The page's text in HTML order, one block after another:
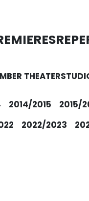
THEATER
2014/2015 2015/
2022/2023